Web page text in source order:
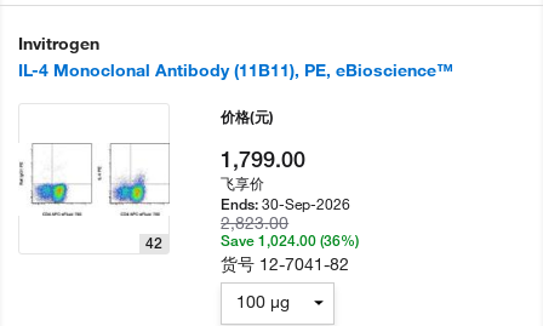
Invitrogen
IL-4 Monoclonal Antibody (11B11), PE, eBioscience™
42
价格(元)
1,799.00
飞享价
Ends:30-Sep-2026
2,823.00
Save 1,024.00 (36%)
货号 12-7041-82
100 µg